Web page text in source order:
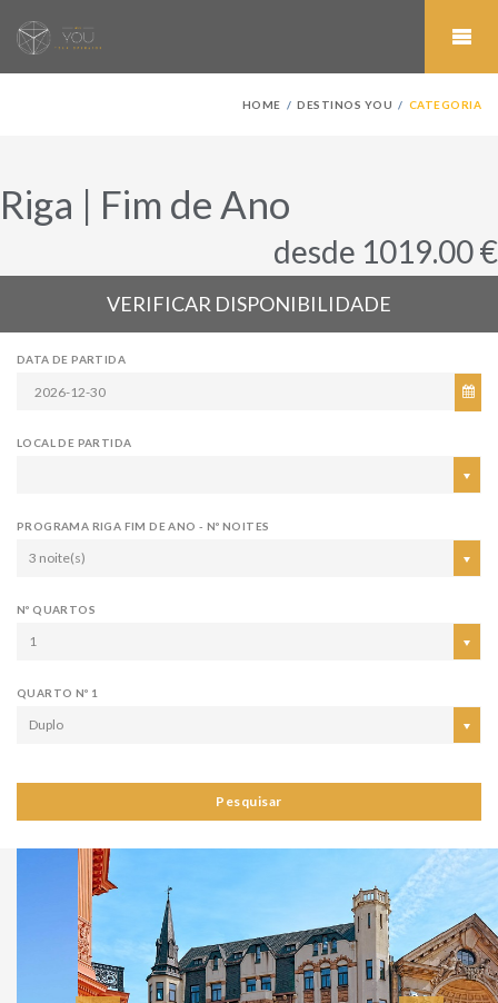
HOME DESTINOS YOU CATEGORIA
Riga | Fim de Ano
desde 1019.00 €
VERIFICAR DISPONIBILIDADE
DATA DE PARTIDA
LOCAL DE PARTIDA
PROGRAMA RIGA FIM DE ANO - Nº NOITES
3 noite(s)
Nº QUARTOS
1
QUARTO Nº 1
Duplo
Pesquisar